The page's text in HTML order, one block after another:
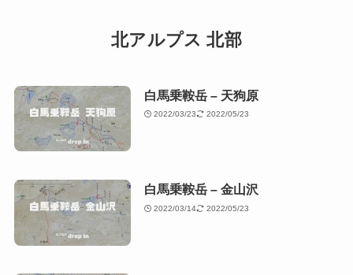
北アルプス 北部
白馬乗鞍岳 – 天狗原
2022/03/23 2022/05/23
白馬乗鞍岳 – 金山沢
2022/03/14 2022/05/23